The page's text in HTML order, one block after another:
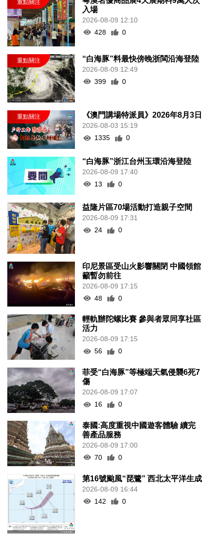
入場
2026-08-09 12:10
428
0
“白海豚”料最快傍晚浙閩沿海登陸
2026-08-09 12:49
399
0
《澳門講場特派員》2026年8月3日
2026-08-03 15:19
1335
0
“白海豚”浙江台州玉環沿海登陸
2026-08-09 17:40
13
0
益隆片區70場活動打造親子空間
2026-08-09 17:31
24
0
印尼景區受山火影響關閉 中國領館
籲暫勿前往
2026-08-09 17:15
48
0
輕軌辦陀螺比賽 參與者眾同享社區
活力
2026-08-09 17:15
56
0
菲受“白海豚”等極端天氣侵襲6死7
傷
2026-08-09 17:07
16
0
泰國:高度重視中國遊客體驗 續完
善產品服務
2026-08-09 17:00
70
0
第16號颱風“琵鷺” 西北太平洋生成
2026-08-09 16:44
142
0